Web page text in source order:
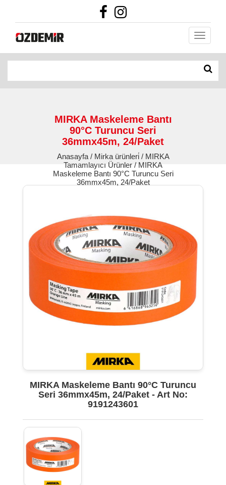
MIRKA Maskeleme Bantı
90°C Turuncu Seri
36mmx45m, 24/Paket
Anasayfa / Mirka ürünleri̇ / MIRKA
Tamamlayıcı Ürünler / MIRKA
Maskeleme Bantı 90°C Turuncu Seri
36mmx45m, 24/Paket
MIRKA Maskeleme Bantı 90°C Turuncu
Seri 36mmx45m, 24/Paket - Art No:
9191243601